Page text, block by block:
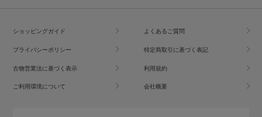
ショッピングガイド よくあるご質問
プライバシーポリシー 特定商取引に基づく表記
古物営業法に基づく表示 利用規約
ご利用環境について 会社概要